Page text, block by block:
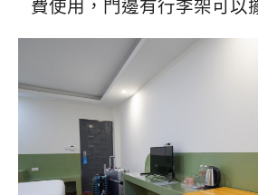
費使用，門邊有行李架可以